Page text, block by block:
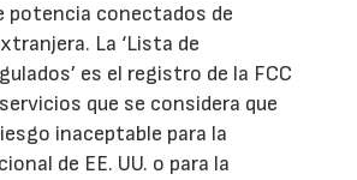
potencia conectados de
La ‘Lista de
es el registro de la FCC
que se considera que
inaceptable para la
de EE. UU. o para la